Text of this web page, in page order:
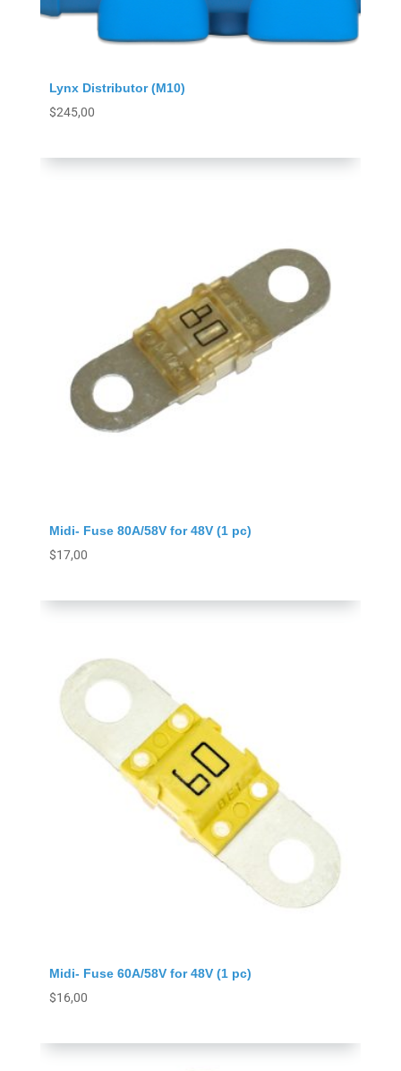
Lynx Distributor (M10)
$245,00
Midi- Fuse 80A/58V for 48V (1 pc)
$17,00
Midi- Fuse 60A/58V for 48V (1 pc)
$16,00